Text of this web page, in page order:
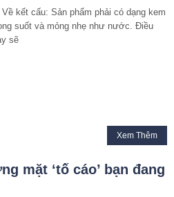
Về kết cấu: Sản phẩm phải có dạng kem
suốt và mỏng nhẹ như nước. Điều
sẽ
Xem Thêm
mặt ‘tố cáo’ bạn đang